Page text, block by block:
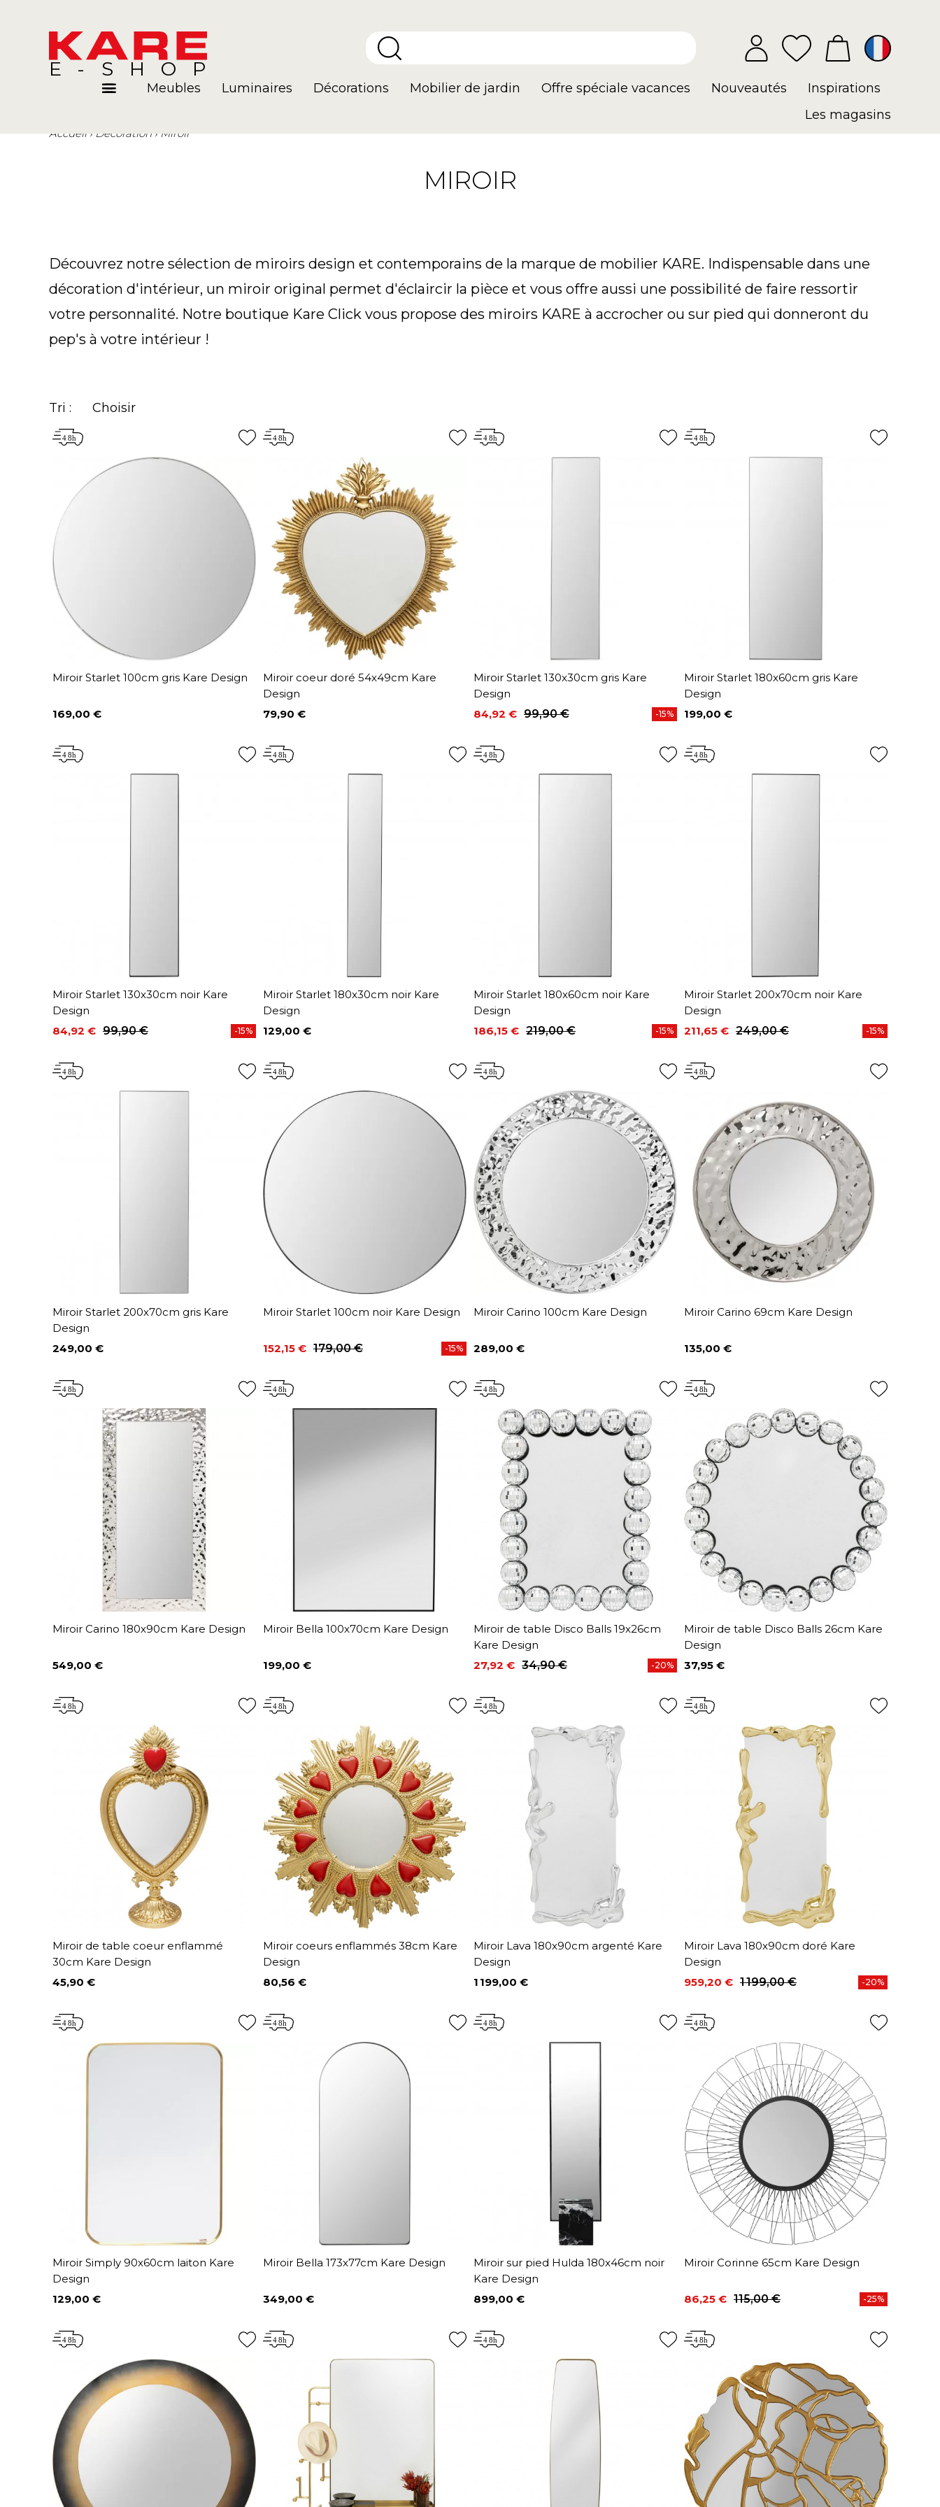
E-SHOP
Meubles Luminaires Décorations Mobilier de jardin Offre spéciale vacances Nouveautés
Inspirations
Les magasins
Accueil Décoration Miroir
MIROIR
Découvrez notre sélection de miroirs design et contemporains de la marque de mobilier KARE. Indispensable dans une
décoration d'intérieur, un miroir original permet d'éclaircir la pièce et vous offre aussi une possibilité de faire ressortir
votre personnalité. Notre boutique Kare Click vous propose des miroirs KARE à accrocher ou sur pied qui donneront du
pep's à votre intérieur !
Tri : Choisir
Miroir Starlet 100cm gris Kare Design
Prix
169,00 €
Miroir coeur doré 54x49cm Kare
Design
Prix
79,90 €
Miroir Starlet 130x30cm gris Kare
Design
Prix
84,92 €
Prix de base99,90 € -15%
Miroir Starlet 180x60cm gris Kare
Design
Prix
199,00 €
Miroir Starlet 130x30cm noir Kare
Design
Prix
84,92 €
Prix de base99,90 € -15%
Miroir Starlet 180x30cm noir Kare
Design
Prix
129,00 €
Miroir Starlet 180x60cm noir Kare
Design
Prix
186,15 €
Prix de base219,00 € -15%
Miroir Starlet 200x70cm noir Kare
Design
Prix
211,65 €
Prix de base249,00 € -15%
Miroir Starlet 200x70cm gris Kare
Design
Prix
249,00 €
Miroir Starlet 100cm noir Kare Design
Prix
152,15 €
Prix de base179,00 € -15%
Miroir Carino 100cm Kare Design
Prix
289,00 €
Miroir Carino 69cm Kare Design
Prix
135,00 €
Miroir Carino 180x90cm Kare Design
Prix
549,00 €
Miroir Bella 100x70cm Kare Design
Prix
199,00 €
Miroir de table Disco Balls 19x26cm
Kare Design
Prix
27,92 €
Prix de base
34,90 € -20%
Miroir de table Disco Balls 26cm Kare
Design
Prix
37,95 €
Miroir de table coeur enflammé
30cm Kare Design
Prix
45,90 €
Miroir coeurs enflammés 38cm Kare
Design
Prix
80,56 €
Miroir Lava 180x90cm argenté Kare
Design
Prix
1 199,00 €
Miroir Lava 180x90cm doré Kare
Design
Prix
959,20 €
Prix de base1 199,00 € -20%
Miroir Simply 90x60cm laiton Kare
Design
Prix
129,00 €
Miroir Bella 173x77cm Kare Design
Prix
349,00 €
Miroir sur pied Hulda 180x46cm noir
Kare Design
Prix
899,00 €
Miroir Corinne 65cm Kare Design
Prix
86,25 €
Prix de base115,00 € -25%